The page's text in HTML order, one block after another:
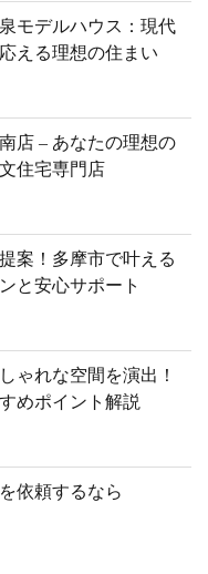
モデルハウス：現代
える理想の住まい
店 – あなたの理想の
住宅専門店
案！多摩市で叶える
と安心サポート
ゃれな空間を演出！
めポイント解説
依頼するなら